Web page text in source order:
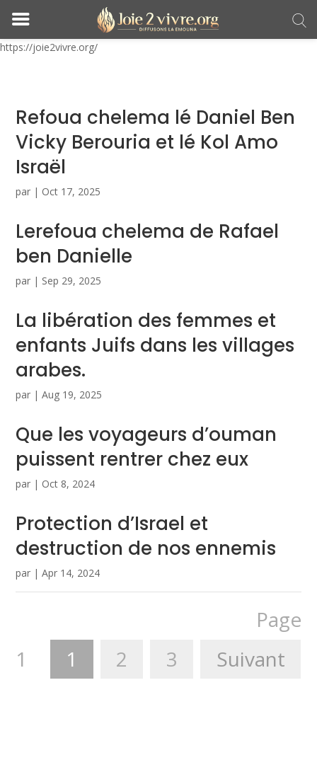
https://joie2vivre.org/
Refoua chelema lé Daniel Ben
Vicky Berouria et lé Kol Amo
Israël
par | Oct 17, 2025
Lerefoua chelema de Rafael
ben Danielle
par | Sep 29, 2025
La libération des femmes et
enfants Juifs dans les villages
arabes.
par |Aug 19, 2025
Que les voyageurs d’ouman
puissent rentrer chez eux
par | Oct 8, 2024
Protection d’Israel et
destruction de nos ennemis
par |Apr 14, 2024
Page
1
1 2 3 Suivant